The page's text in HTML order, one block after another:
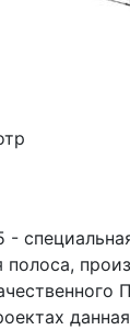
полоса,
данная